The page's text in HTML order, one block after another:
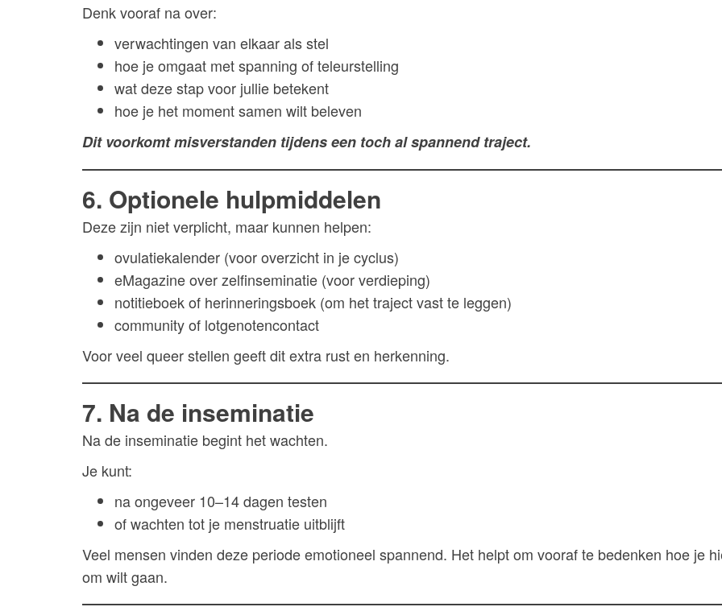
Denk vooraf na over:
verwachtingen van elkaar als stel
hoe je omgaat met spanning of teleurstelling
wat deze stap voor jullie betekent
hoe je het moment samen wilt beleven
Dit voorkomt misverstanden tijdens een toch al spannend traject.
6. Optionele hulpmiddelen
Deze zijn niet verplicht, maar kunnen helpen:
ovulatiekalender (voor overzicht in je cyclus)
eMagazine over zelfinseminatie (voor verdieping)
notitieboek of herinneringsboek (om het traject vast te leggen)
community of lotgenotencontact
Voor veel queer stellen geeft dit extra rust en herkenning.
7. Na de inseminatie
Na de inseminatie begint het wachten.
Je kunt:
na ongeveer 10–14 dagen testen
of wachten tot je menstruatie uitblijft
Veel mensen vinden deze periode emotioneel spannend. Het helpt om vooraf te bedenken hoe je
om wilt gaan.